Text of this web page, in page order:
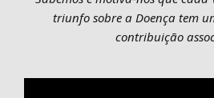
triunfo sobre a Doença tem
contribuição